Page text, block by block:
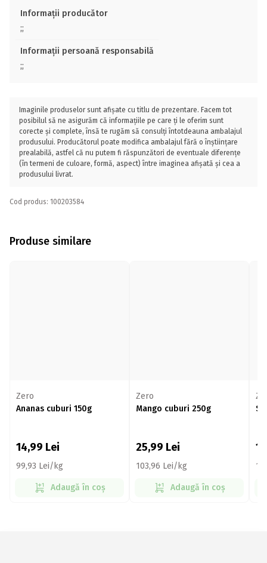
Informații producător
;;
Informații persoană responsabilă
;;
Imaginile produselor sunt afișate cu titlu de prezentare. Facem tot
posibilul să ne asigurăm că informațiile pe care ți le oferim sunt
corecte și complete, însă te rugăm să consulți întotdeauna ambalajul
produsului. Producătorul poate modifica ambalajul fără o înștiințare
prealabilă, astfel că nu putem fi răspunzători de eventuale diferențe
(în termeni de culoare, formă, aspect) între imaginea afișată și cea a
produsului livrat.
Cod produs: 100203584
Produse similare
Zero
Ananas cuburi 150g
14,99 Lei
99,93 Lei/kg
Adaugă în coș
Zero
Mango cuburi 250g
25,99 Lei
103,96 Lei/kg
Adaugă în coș